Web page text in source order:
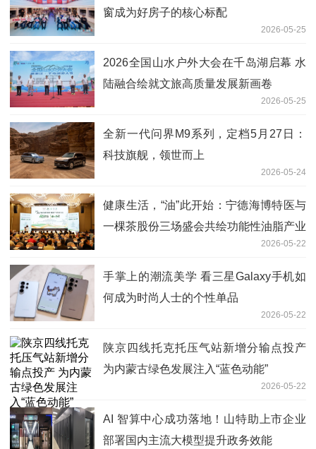
窗成为好房子的核心标配
2026-05-25
2026全国山水户外大会在千岛湖启幕 水
陆融合绘就文旅高质量发展新画卷
2026-05-25
全新一代问界M9系列，定档5月27日：
科技旗舰，领世而上
2026-05-24
健康生活，“油”此开始：宁德海博特医与
一棵茶股份三场盛会共绘功能性油脂产业
2026-05-22
手掌上的潮流美学 看三星Galaxy手机如
何成为时尚人士的个性单品
2026-05-22
陕京四线托克托压气站新增分输点投产
为内蒙古绿色发展注入“蓝色动能”
2026-05-22
AI 智算中心成功落地！山特助上市企业
部署国内主流大模型提升政务效能